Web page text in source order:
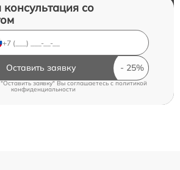
со
Оставить заявку
заявку" Вы соглашаетесь cполитикой
конфиденциальности